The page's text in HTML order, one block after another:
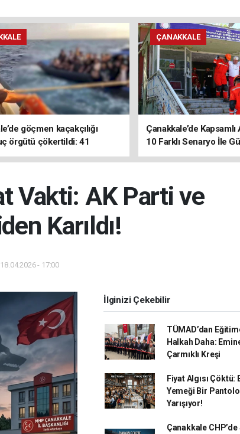
göçmen kaçakçılığı
örgütü çökertildi: 41
ÇANAKKALE
Çanakkale’de
10 Farklı Senaryo İle
Koordinasyon
Vakti: AK Parti ve
Karıldı!
- 17:00
İlginizi Çekebilir
TÜMAD’dan
Halkah Daha:
Çarmıklı Kreşi
Fiyat Algısı Çöktü:
Yemeği Bir
Yarışıyor!
Çanakkale CHP’de